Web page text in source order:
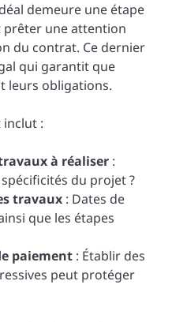
demeure une étape
une attention
du contrat. Ce dernier
qui garantit que
leurs obligations.
inclut :
à réaliser :
du projet ?
travaux : Dates de
que les étapes
paiement : Établir des
peut protéger